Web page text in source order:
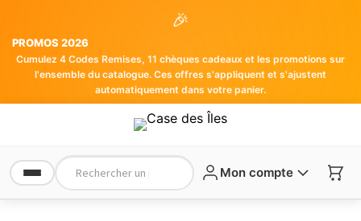
🎉
PROMOS 2026
Cumulez 4 Codes Remises, 11 chèques cadeaux et les promotions sur
l'ensemble du catalogue. Ces offres s'appliquent et s'ajustent
automatiquement dans votre panier.
Mon compte